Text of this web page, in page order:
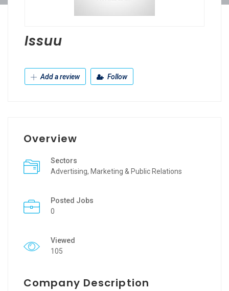
Issuu
Add a review Follow
Overview
Sectors
Advertising, Marketing & Public Relations
Posted Jobs
0
Viewed
105
Company Description